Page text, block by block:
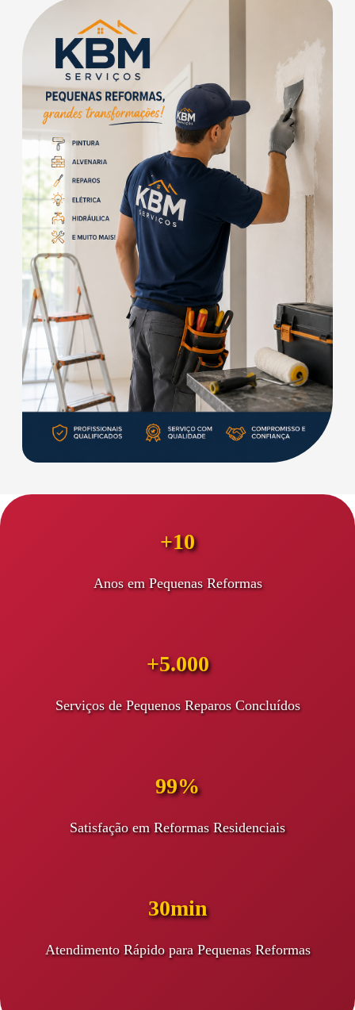
+10
Anos em Pequenas Reformas
+5.000
Serviços de Pequenos Reparos Concluídos
99%
Satisfação em Reformas Residenciais
30min
Atendimento Rápido para Pequenas Reformas